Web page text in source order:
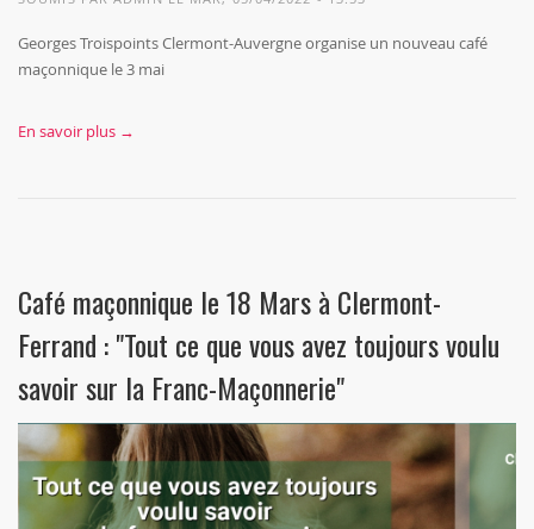
Georges Troispoints Clermont-Auvergne organise un nouveau café
maçonnique le 3 mai
En savoir plus →
Café maçonnique le 18 Mars à Clermont-
Ferrand : "Tout ce que vous avez toujours voulu
savoir sur la Franc-Maçonnerie"